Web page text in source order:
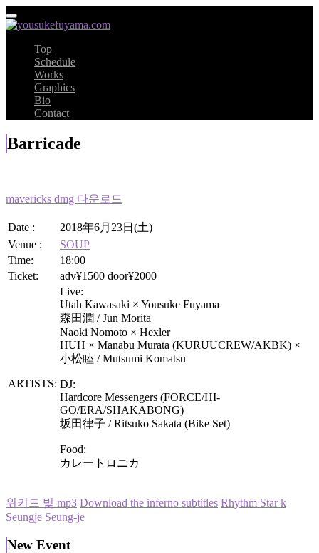
Top
Schedule
Works
Graphics
Bio
Contact
Barricade
mavericks dmg 다운로드
Date :
2018年6月23日(土)
Venue :
SOUP
Time:
18:00
Ticket:
adv¥1500 door¥2000
ARTISTS:
Live:
Utah Kawasaki × Yousuke Fuyama
森田潤 / Jun Morita
Naoki Nomoto × Hexler
HUH × Manabu Murata (KURUUCREW/AKBK) ×
小松睦 / Mutsumi Komatsu
DJ:
Hardcore Messengers (FORCE/HI-
GO/ERA/SHAKABONG)
坂田律子 / Ritsuko Sakata (Bike Set)
Food:
カレートロニカ
위키드 빛 mp3 Download the inferno subtitles Rhythm Star k
Seungje Seung-je
New Event